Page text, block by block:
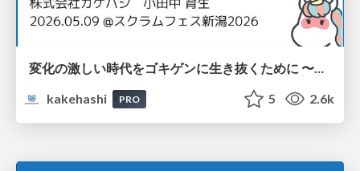
kakehashi
PRO 5 2.6k